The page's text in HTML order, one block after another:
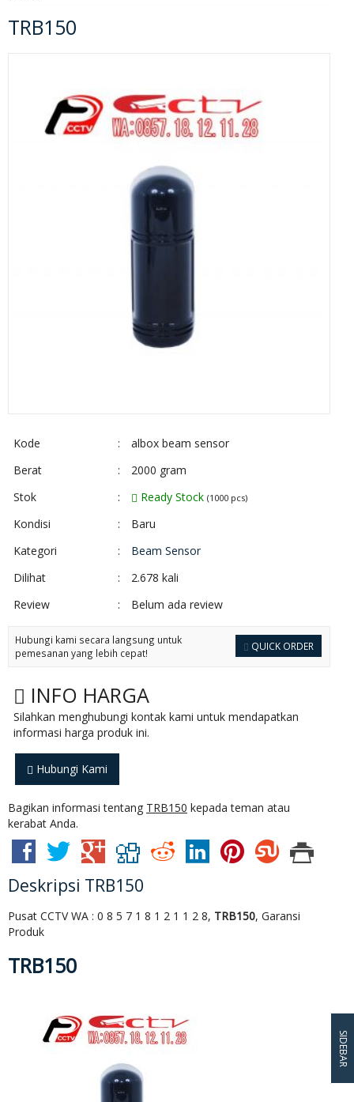
TRB150
Kode :
albox beam sensor
Berat
:
2000 gram
Stok
: Ready Stock (1000 pcs)
Kondisi :
Baru
Kategori
:
Beam Sensor
Dilihat
:
2.678 kali
Review
: Belum ada review
QUICK ORDER
Hubungi kami secara langsung untuk
pemesanan yang lebih cepat!
INFO HARGA
Silahkan menghubungi kontak kami untuk mendapatkan
informasi harga produk ini.
Hubungi Kami
Bagikan informasi tentang TRB150 kepada teman atau
kerabat Anda.
Deskripsi TRB150
Pusat CCTV WA : 0 8 5 7 1 8 1 2 1 1 2 8, TRB150, Garansi
Produk
TRB150
SIDEBAR